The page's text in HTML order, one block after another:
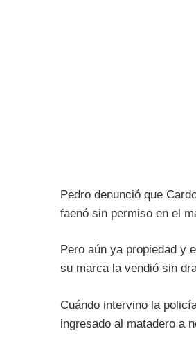
Pedro denunció que
faenó sin permiso en el
Pero aún ya propiedad y
su marca la vendió sin
Cuándo intervino la
ingresado al matadero a